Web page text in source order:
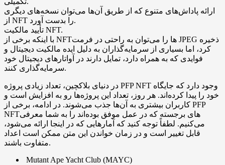
ارائه پاداش‌های متنوع که از طریق آن‌ها می‌توان نسخه‌های دیگری
از NFT را بدست آورد.
تأیید مالکیت NFT.
با اینکه برخی از NFTها را می‌توان به راحتی در فرمت JPEG ذخیره
کرد، اما بسیاری از سرمایه‌گذاران به دلیل ایده مالکیت دیجیتال و
فوایدی که به همراه دارد، تمایل دارند در آواتارهای دیجیتال خود
سرمایه‌گذاری کنند.
در دنیای بلاکچین، تعداد زیادی پروژه PFP NFT وجود دارد که جایگاه
خود را پیدا کرده‌اند. هر روز، تعداد این پروژه‌ها رو به افزایش است و
کاربران بیشتری به آن‌ها جذب می‌شوند. در ادامه، برخی از PFP
NFTهای برجسته که در عمل موفق بوده‌اند را به شما معرفی
می‌کنیم. لطفاً توجه کنید که آمارهایی که در اینجا ارائه می‌شود،
قابل تغییر است و در زمان خواندن این متن ممکن است اعداد
متفاوت باشند.
Mutant Ape Yacht Club (MAYC)